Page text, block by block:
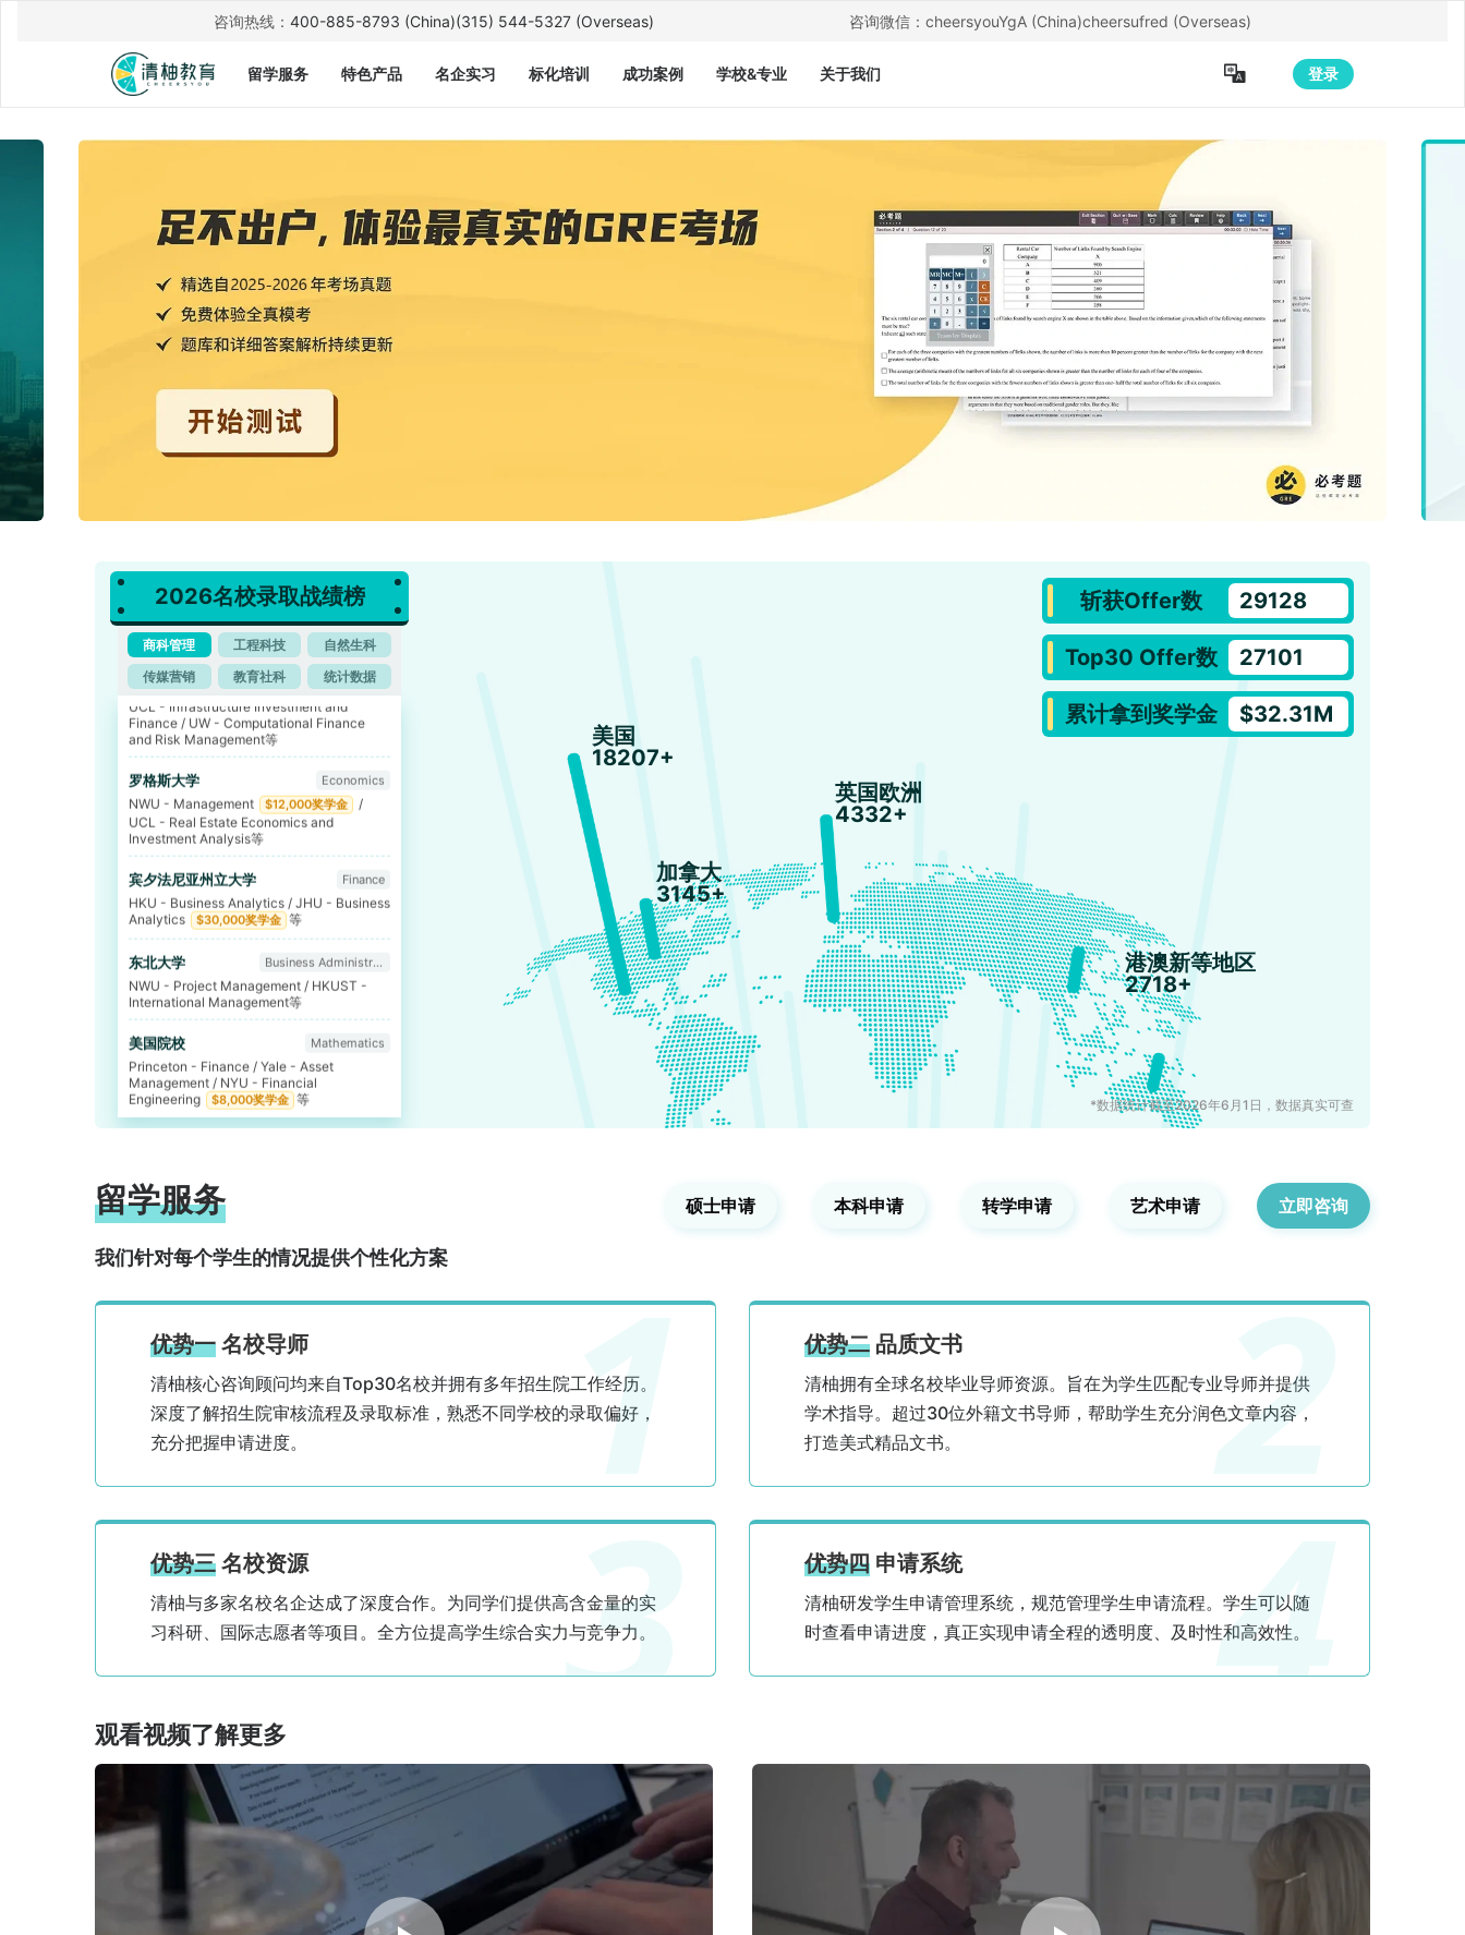
咨询热线： 400-885-8793 (China)(315) 544-5327 (Overseas) 咨询微信：cheersyouYgA (China)cheersufred (Overseas)
留学服务 特色产品 名企实习 标化培训 成功案例 学校&专业 关于我们 登录

2026名校录取战绩榜
商科管理 工程科技
自然生科
传媒营销
教育社科 统计数据
Economics
HKU - Family Wealth Management等
北师香港浸会大学
Enterprise / Manchester - Management of
PKU - MBA Guanghua ￥50,000奖学金 /
HKUST - MBA等
多伦多大学 Commerce
UniMelb - Management / USYD -
Commerce等
Finance / UW - Computational Finance
and Risk Management等
罗格斯大学 Economics
Analytics $30,000奖学金 等
东北大学 Business Administration
NWU - Project Management / HKUST -
International Management等
美国院校 Mathematics
Princeton - Finance / Yale - Asset
Management / NYU - Financial
Engineering
英属哥伦比亚大学 Economics
WUSTL - Supply Chain Management /
UCSB - Technology Management / BU -
Applied Business Analytics等
华盛顿大学
Columbia - Business Analytics / HKU -
Business Analytics等
多伦多大学
UCLA - Quantitative Economics /
Columbia - Enterprise Risk Management等
文理学院 Mathematics
MIT - Business Analytics / CMU -
Computational Finance / UChicago -
Financial Mathematics等
LSE - Accounting / NUS - Accounting等
NWU - Management / Duke - MMS:
CMU - Entertainment Industry
Management / NYU - Music Business等
西交利物浦大学
IC - Fintech / Cornell - Applied Economics
and Management等
- Sustainability Management / UWaterloo -
加州大学戴维斯分校
UChicago - Management / USC - Business
北师香港浸会大学
Duke - MMS: Foundations of Business /
HKU - Global Management等
纽约大学 Finance
Columbia - Accounting and Fundamental
Analysis / Cornell - Business Analytics
$10,000奖学金
华盛顿大学 Economics
斩获Offer数 29128
Top30 Offer数 27101
累计拿到奖学金
$32.31M
美国
18207+
加拿大
3145+
英国欧洲
4332+
港澳新等地区
2718+
*数据统计截至2026年6月1日，数据真实可查
留学服务
我们针对每个学生的情况提供个性化方案
硕士申请 本科申请 转学申请 艺术申请 立即咨询
优势一 名校导师
清柚核心咨询顾问均来自Top30名校并拥有多年招生院工作经历。
深度了解招生院审核流程及录取标准，熟悉不同学校的录取偏好，
充分把握申请进度。
1 优势二 品质文书
清柚拥有全球名校毕业导师资源。旨在为学生匹配专业导师并提供
学术指导。超过30位外籍文书导师，帮助学生充分润色文章内容，
打造美式精品文书。
2
优势三 名校资源
清柚与多家名校名企达成了深度合作。为同学们提供高含金量的实
习科研、国际志愿者等项目。全方位提高学生综合实力与竞争力。
3 优势四 申请系统
清柚研发学生申请管理系统，规范管理学生申请流程。学生可以随
时查看申请进度，真正实现申请全程的透明度、及时性和高效性。
4
观看视频了解更多